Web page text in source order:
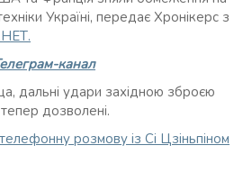
Україні, передає Хронікерс з
канал
дальні удари західною зброєю
тепер дозволені.
розмову із Сі Цзіньпіном